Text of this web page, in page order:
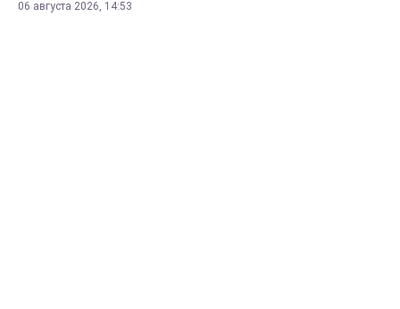
06 августа 2026, 14:53